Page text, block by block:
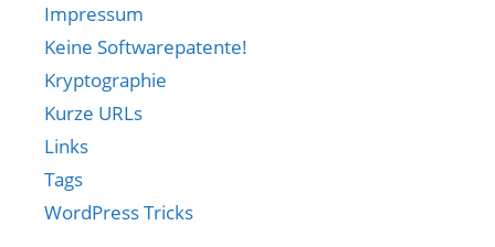
Impressum
Keine Softwarepatente!
Kryptographie
Kurze URLs
Links
Tags
WordPress Tricks